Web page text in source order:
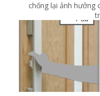
chống lại ảnh